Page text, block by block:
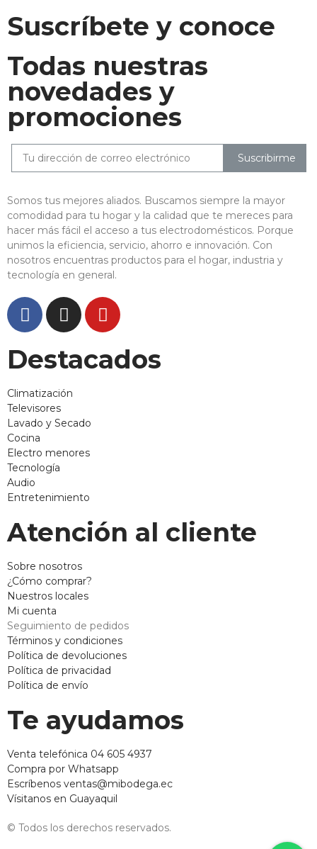
Suscríbete y conoce
Todas nuestras
novedades y
promociones
Suscribirme
Somos tus mejores aliados. Buscamos siempre la mayor
comodidad para tu hogar y la calidad que te mereces para
hacer más fácil el acceso a tus electrodomésticos. Porque
unimos la eficiencia, servicio, ahorro e innovación. Con
nosotros encuentras productos para el hogar, industria y
tecnología en general.
Destacados
Climatización
Televisores
Lavado y Secado
Cocina
Electro menores
Tecnología
Audio
Entretenimiento
Atención al cliente
Sobre nosotros
¿Cómo comprar?
Nuestros locales
Mi cuenta
Seguimiento de pedidos
Términos y condiciones
Política de devoluciones
Política de privacidad
Política de envío
Te ayudamos
Venta telefónica 04 605 4937
Compra por Whatsapp
Escríbenos ventas@mibodega.ec
Vísitanos en Guayaquil
© Todos los derechos reservados.